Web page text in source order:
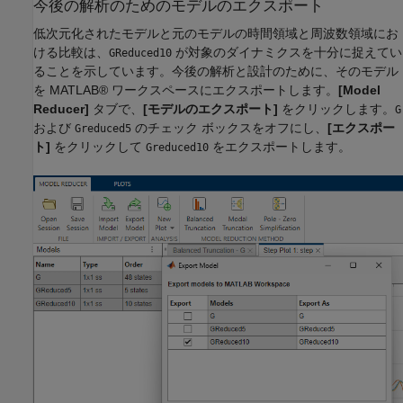
今後の解析のためのモデルのエクスポート
低次元化されたモデルと元のモデルの時間領域と周波数領域にお
ける比較は、 GReduced10 が対象のダイナミクスを十分に捉えてい
ることを示しています。今後の解析と設計のために、そのモデル
を MATLAB® ワークスペースにエクスポートします。 [Model
Reducer] タブで、 [モデルのエクスポート] をクリックします。 G
および Greduced5 のチェック ボックスをオフにし、 [エクスポー
ト] をクリックして Greduced10 をエクスポートします。